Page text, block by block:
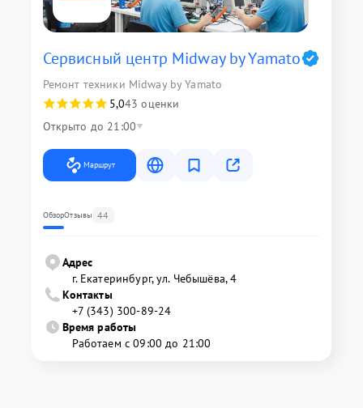
Сервисный центр Midway by Yamato
Ремонт техники Midway by Yamato
5,043 оценки
Открыто до 21:00
Маршрут
ОбзорОтзывы 44
Адрес
г. Екатеринбург, ул. Чебышёва, 4
Контакты
+7 (343) 300-89-24
Время работы
Работаем с 09:00 до 21:00